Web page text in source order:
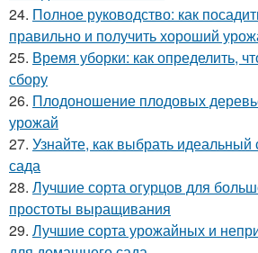
24. Полное руководство: как
правильно и получить хороший
25. Время уборки: как определить,
сбору
26. Плодоношение плодовых
урожай
27. Узнайте, как выбрать
сада
28. Лучшие сорта огурцов для
простоты выращивания
29. Лучшие сорта урожайных и